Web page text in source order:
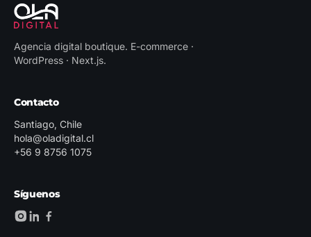
Agencia digital boutique. E-commerce ·
WordPress · Next.js.
Contacto
Santiago, Chile
hola@oladigital.cl
+56 9 8756 1075
Síguenos